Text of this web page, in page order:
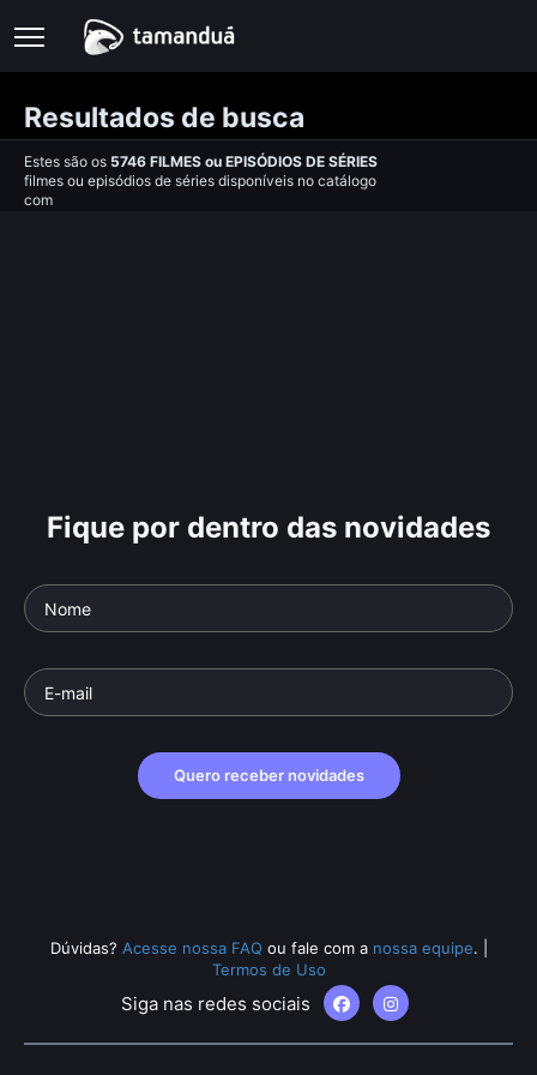
Resultados de busca
Estes são os 5746 FILMES ou EPISÓDIOS DE SÉRIES
filmes ou episódios de séries disponíveis no catálogo
com
Fique por dentro das novidades
Quero receber novidades
Dúvidas? Acesse nossa FAQ ou fale com a nossa equipe.
Termos de Uso
Siga nas redes sociais